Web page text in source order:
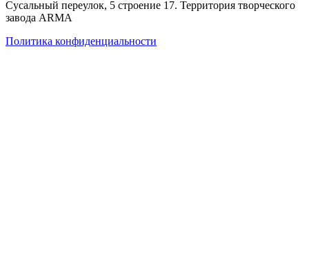
Сусальный переулок, 5 строение 17. Территория творческого
завода ARMA
Политика конфиденциальности